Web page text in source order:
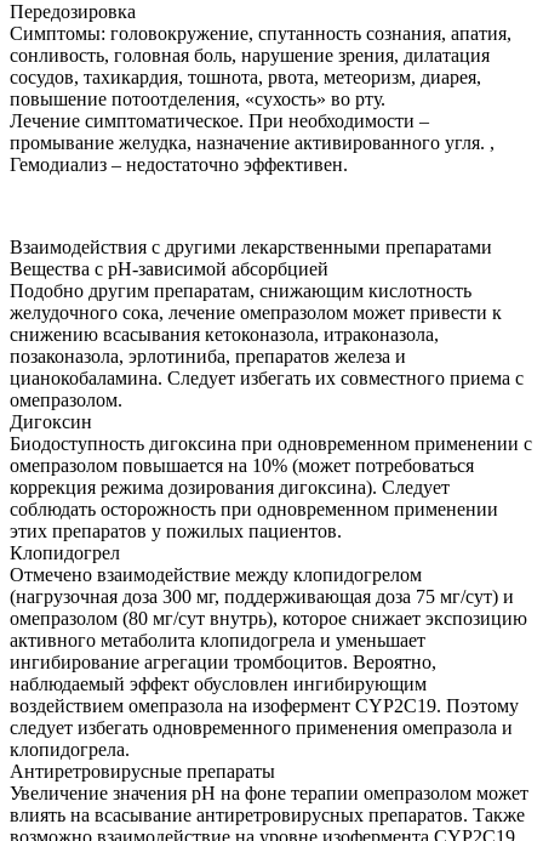
Передозировка
Симптомы: головокружение, спутанность сознания, апатия,
сонливость, головная боль, нарушение зрения, дилатация
сосудов, тахикардия, тошнота, рвота, метеоризм, диарея,
повышение потоотделения, «сухость» во рту.
Лечение симптоматическое. При необходимости –
промывание желудка, назначение активированного угля. ,
Гемодиализ – недостаточно эффективен.
Взаимодействия с другими лекарственными препаратами
Вещества с рН-зависимой абсорбцией
Подобно другим препаратам, снижающим кислотность
желудочного сока, лечение омепразолом может привести к
снижению всасывания кетоконазола, итраконазола,
позаконазола, эрлотиниба, препаратов железа и
цианокобаламина. Следует избегать их совместного приема с
омепразолом.
Дигоксин
Биодоступность дигоксина при одновременном применении с
омепразолом повышается на 10% (может потребоваться
коррекция режима дозирования дигоксина). Следует
соблюдать осторожность при одновременном применении
этих препаратов у пожилых пациентов.
Клопидогрел
Отмечено взаимодействие между клопидогрелом
(нагрузочная доза 300 мг, поддерживающая доза 75 мг/сут) и
омепразолом (80 мг/сут внутрь), которое снижает экспозицию
активного метаболита клопидогрела и уменьшает
ингибирование агрегации тромбоцитов. Вероятно,
наблюдаемый эффект обусловлен ингибирующим
воздействием омепразола на изофермент CYP2C19. Поэтому
следует избегать одновременного применения омепразола и
клопидогрела.
Антиретровирусные препараты
Увеличение значения рН на фоне терапии омепразолом может
влиять на всасывание антиретровирусных препаратов. Также
возможно взаимодействие на уровне изофермента CYP2C19.